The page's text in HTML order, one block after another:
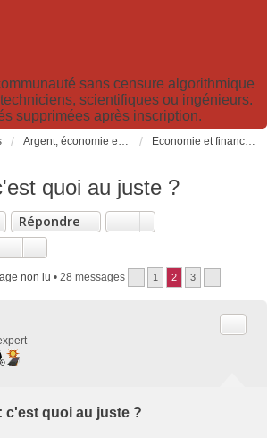
sans censure algorithmique
scientifiques ou ingénieurs.
supprimées après inscription.
Argent, économie et finance. Alimentation et agriculture. Développement durable, pollution de l'air et catastrophes. Gestion des déchets. Economie et finance, durabilité, croissance, PIB, fiscalités écologiques
quoi au juste ?
Répondre
non lu • 28 messages 1 2 3
c'est quoi au juste ?